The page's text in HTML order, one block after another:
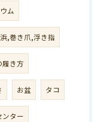
ム
,巻き爪,浮き指
履き方
お盆 タコ
ンター